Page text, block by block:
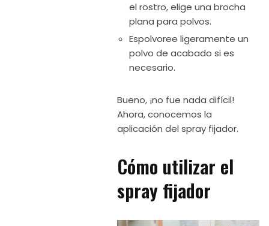
el rostro, elige una brocha
plana para polvos.
Espolvoree ligeramente un
polvo de acabado si es
necesario.
Bueno, ¡no fue nada difícil!
Ahora, conocemos la
aplicación del spray fijador.
Cómo utilizar el
spray fijador